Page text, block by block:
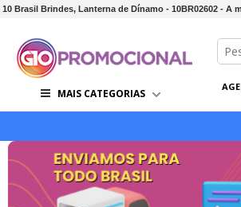
10 Brasil Brindes, Lanterna de Dínamo - 10BR02602 -
MAIS CATEGORIAS